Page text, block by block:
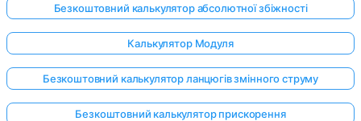
Безкоштовний калькулятор абсолютної збіжності
Калькулятор Модуля
Безкоштовний калькулятор ланцюгів змінного струму
Безкоштовний калькулятор прискорення